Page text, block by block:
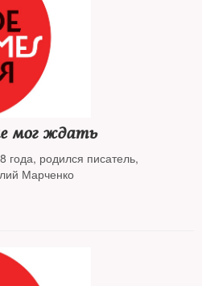
мог ждать
года, родился писатель,
Марченко